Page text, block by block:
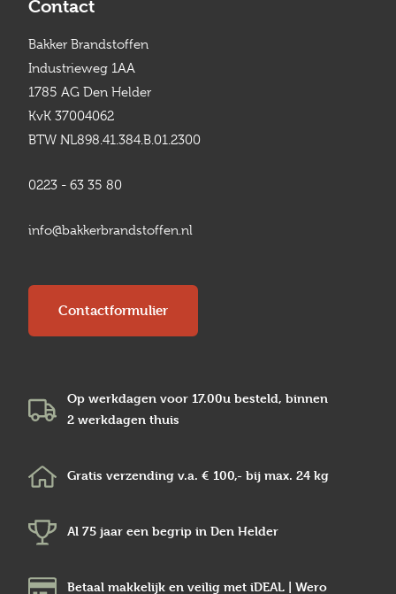
Contact
Bakker Brandstoffen
Industrieweg 1AA
1785 AG Den Helder
KvK 37004062
BTW NL898.41.384.B.01.2300
0223 - 63 35 80
info@bakkerbrandstoffen.nl
Contactformulier
Op werkdagen voor 17.00u besteld, binnen
2 werkdagen thuis
Gratis verzending v.a. € 100,- bij max. 24 kg
Al 75 jaar een begrip in Den Helder
Betaal makkelijk en veilig met iDEAL | Wero